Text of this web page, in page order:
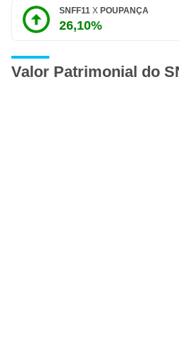
SNFF11 X POUPANÇA
26,10%
Valor Patrimonial do